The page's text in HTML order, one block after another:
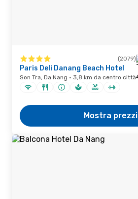
(2079)
Paris Deli Danang Beach Hotel
Son Tra, Da Nang · 3,8 km da centro città
Mostra prezzi